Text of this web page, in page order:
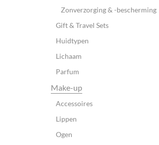
Zonverzorging & -bescherming
Gift & Travel Sets
Huidtypen
Lichaam
Parfum
Make-up
Accessoires
Lippen
Ogen